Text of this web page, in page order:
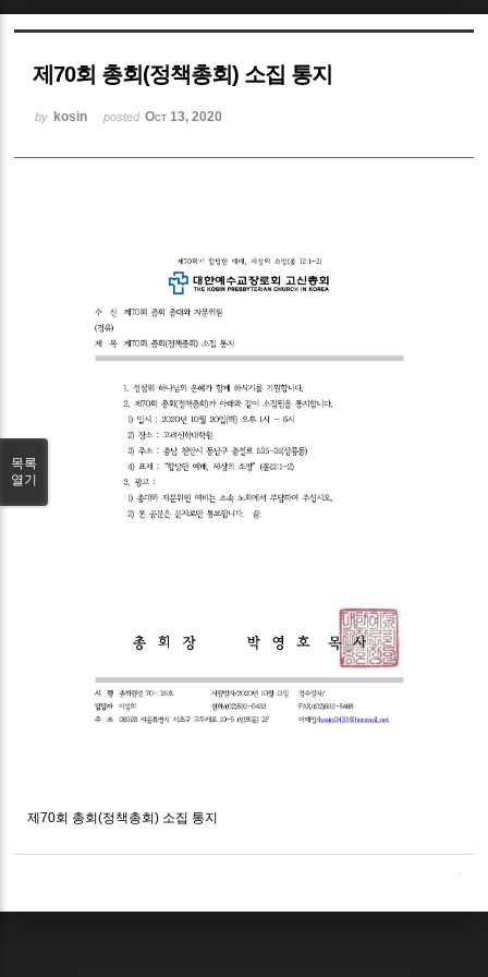
제70회 총회(정책총회) 소집 통지
by kosin posted Oct 13, 2020
제70회 총회(정책총회) 소집 통지
목록
열기
Sketchbook5, 스케치북5
Sketchbook5, 스케치북5